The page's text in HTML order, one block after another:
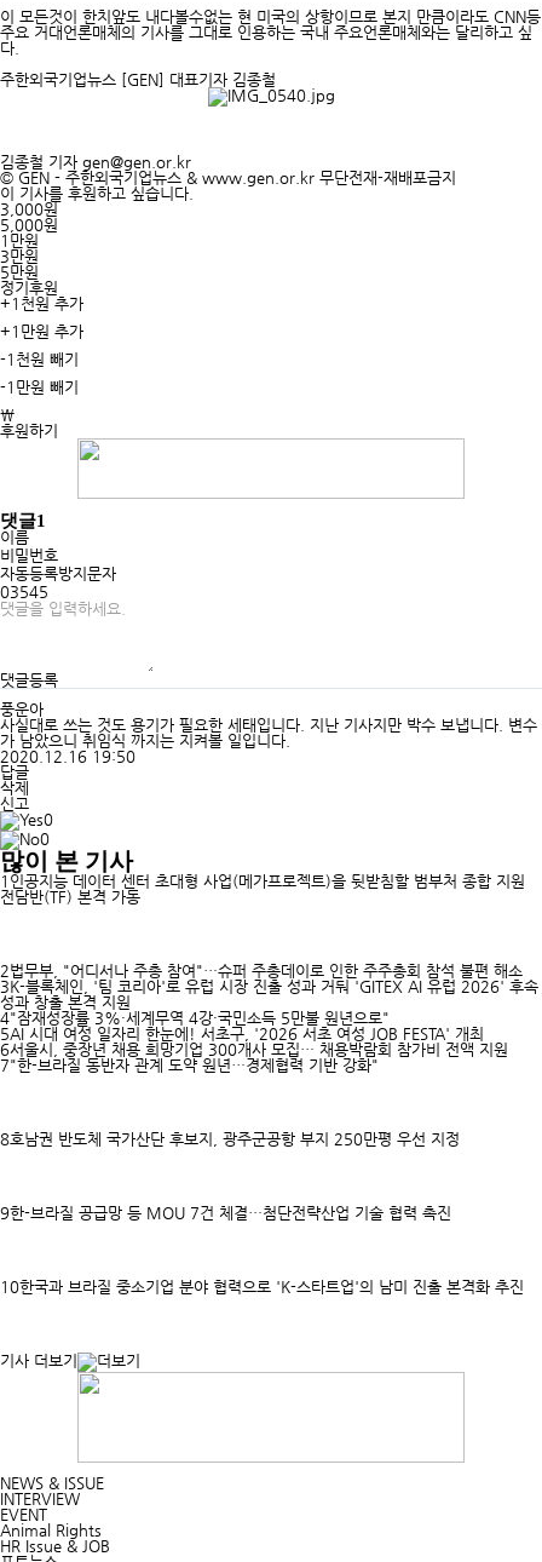
이 모든것이 한치앞도 내다볼수없는 현 미국의 상항이므로 본지 만큼이라도 CNN등
주요 거대언론매체의 기사를 그대로 인용하는 국내 주요언론매체와는 달리하고 싶
다.
주한외국기업뉴스 [GEN] 대표기자 김종철
김종철 기자 gen@gen.or.kr
© GEN - 주한외국기업뉴스 & www.gen.or.kr 무단전재-재배포금지
이 기사를 후원하고 싶습니다.
3,000원
5,000원
1만원
3만원
5만원
정기후원
+1천원 추가
+1만원 추가
-1천원 빼기
-1만원 빼기
￦
후원하기
댓글1
이름
비밀번호
자동등록방지문자
03545
댓글등록
풍운아
사실대로 쓰는 것도 용기가 필요한 세태입니다. 지난 기사지만 박수 보냅니다. 변수
가 남았으니 취임식 까지는 지켜볼 일입니다.
2020.12.16 19:50
답글
삭제
신고
0
0
많이 본 기사
1 인공지능 데이터 센터 초대형 사업(메가프로젝트)을 뒷받침할 범부처 종합 지원
전담반(TF) 본격 가동
2법무부, "어디서나 주총 참여"…슈퍼 주총데이로 인한 주주총회 참석 불편 해소
3K-블록체인, '팀 코리아'로 유럽 시장 진출 성과 거둬 'GITEX AI 유럽 2026' 후속
성과 창출 본격 지원
4"잠재성장률 3%·세계무역 4강·국민소득 5만불 원년으로"
5AI 시대 여성 일자리 한눈에! 서초구, '2026 서초 여성 JOB FESTA' 개최
6서울시, 중장년 채용 희망기업 300개사 모집… 채용박람회 참가비 전액 지원
7"한-브라질 동반자 관계 도약 원년…경제협력 기반 강화"
8호남권 반도체 국가산단 후보지, 광주군공항 부지 250만평 우선 지정
9한-브라질 공급망 등 MOU 7건 체결…첨단전략산업 기술 협력 촉진
10한국과 브라질 중소기업 분야 협력으로 'K-스타트업'의 남미 진출 본격화 추진
기사 더보기
NEWS & ISSUE
INTERVIEW
EVENT
Animal Rights
HR Issue & JOB